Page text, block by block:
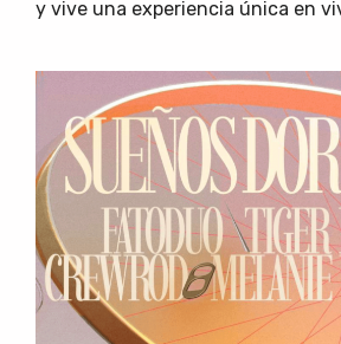
y vive una experiencia única en